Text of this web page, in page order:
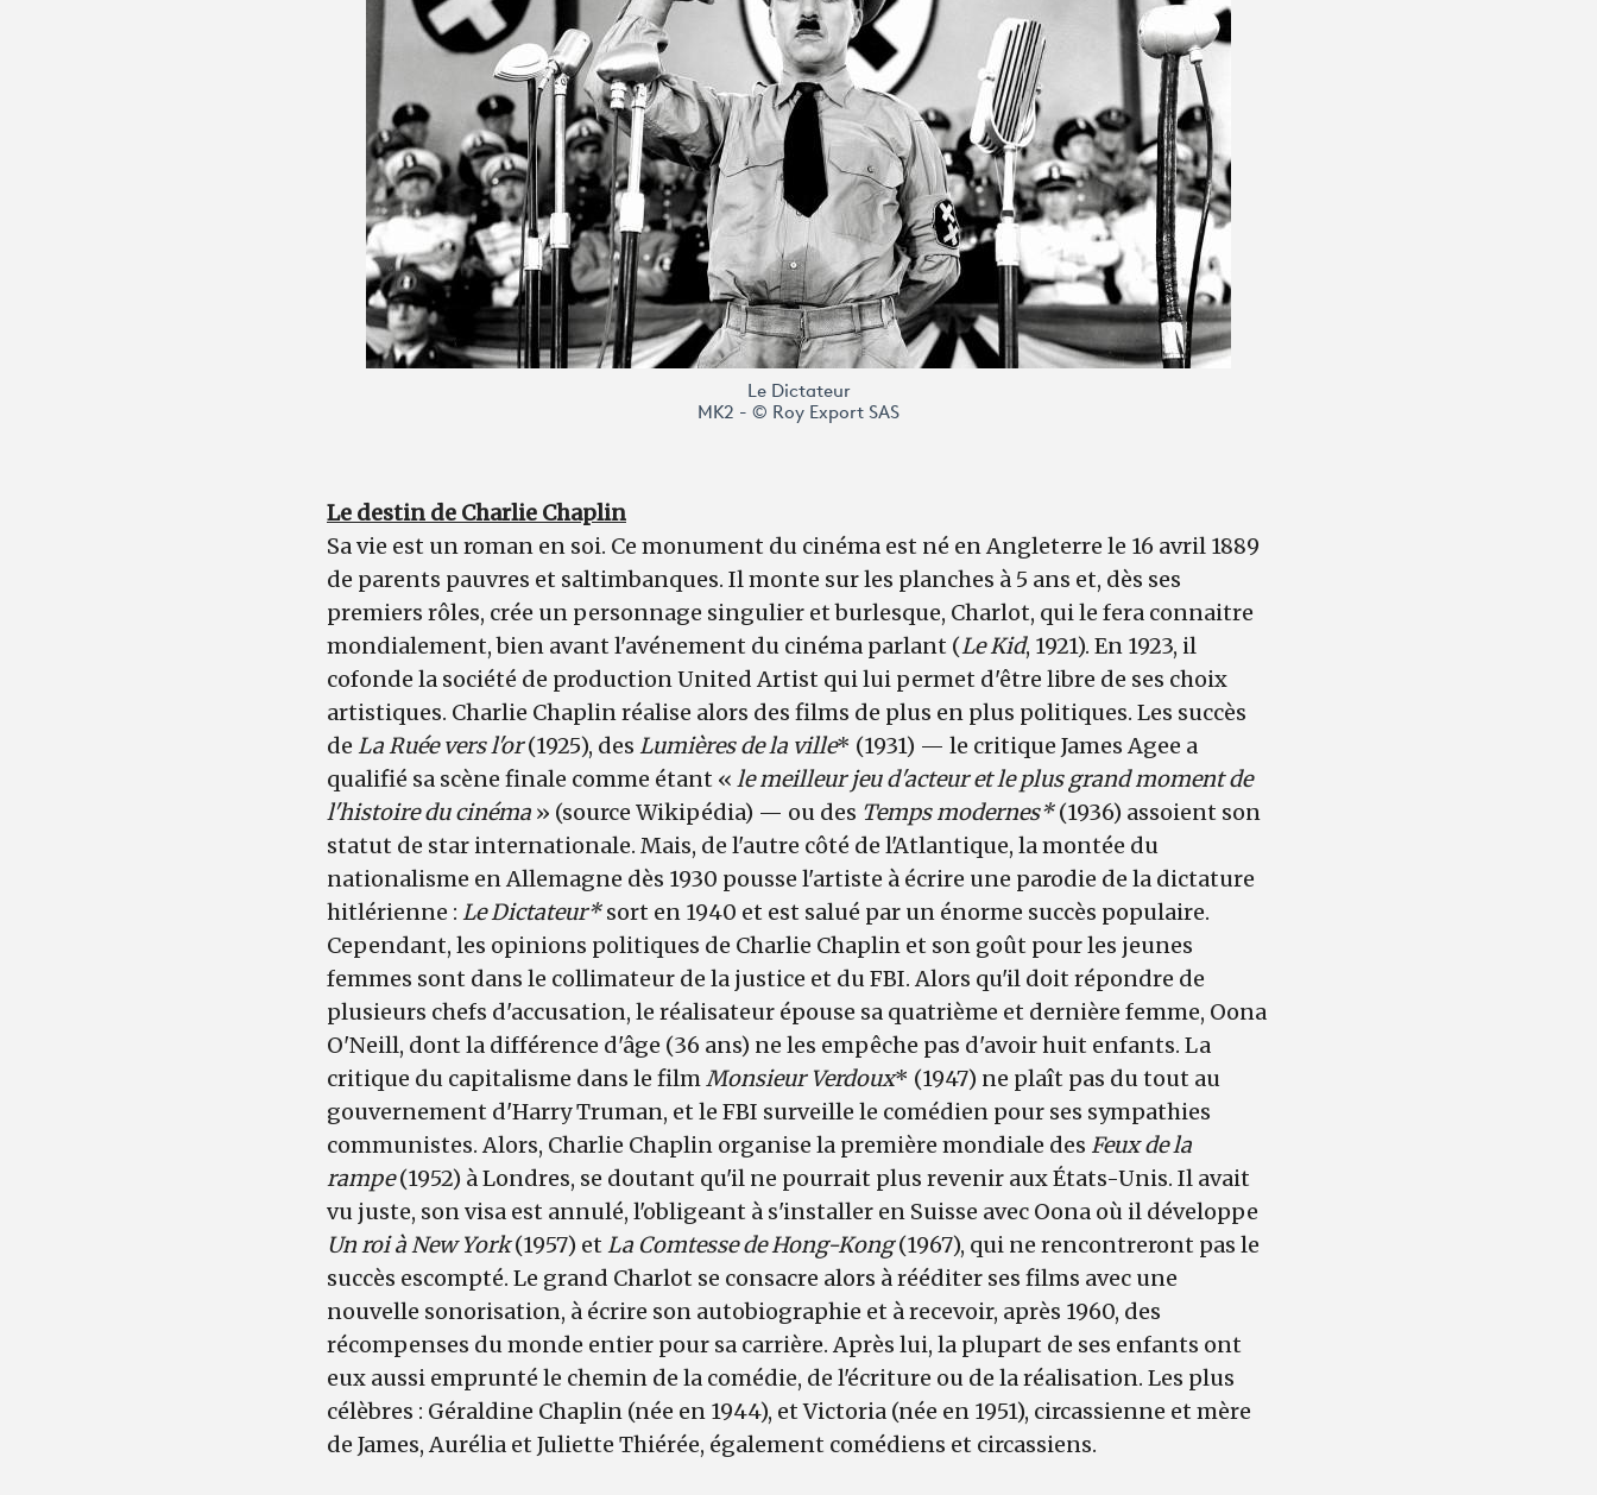
Le Dictateur
MK2 - © Roy Export SAS
Le destin de Charlie Chaplin
Sa vie est un roman en soi. Ce monument du cinéma est né en Angleterre le 16 avril 1889
de parents pauvres et saltimbanques. Il monte sur les planches à 5 ans et, dès ses
premiers rôles, crée un personnage singulier et burlesque, Charlot, qui le fera connaitre
mondialement, bien avant l'avénement du cinéma parlant (Le Kid, 1921). En 1923, il
cofonde la société de production United Artist qui lui permet d'être libre de ses choix
artistiques. Charlie Chaplin réalise alors des films de plus en plus politiques. Les succès
de La Ruée vers l'or(1925), des Lumières de la ville* (1931) — le critique James Agee a
qualifié sa scène finale comme étant « le meilleur jeu d'acteur et le plus grand moment de
l'histoire du cinéma » (source Wikipédia) — ou des Temps modernes*(1936) assoient son
statut de star internationale. Mais, de l'autre côté de l'Atlantique, la montée du
nationalisme en Allemagne dès 1930 pousse l'artiste à écrire une parodie de la dictature
hitlérienne : Le Dictateur*sort en 1940 et est salué par un énorme succès populaire.
Cependant, les opinions politiques de Charlie Chaplin et son goût pour les jeunes
femmes sont dans le collimateur de la justice et du FBI. Alors qu'il doit répondre de
plusieurs chefs d'accusation, le réalisateur épouse sa quatrième et dernière femme, Oona
O'Neill, dont la différence d'âge (36 ans) ne les empêche pas d'avoir huit enfants. La
critique du capitalisme dans le filmMonsieur Verdoux* (1947) ne plaît pas du tout au
gouvernement d'Harry Truman, et le FBI surveille le comédien pour ses sympathies
communistes. Alors, Charlie Chaplin organise la première mondiale des Feux de la
rampe(1952) à Londres, se doutant qu'il ne pourrait plus revenir aux États-Unis. Il avait
vu juste, son visa est annulé, l'obligeant à s'installer en Suisse avec Oona où il développe
Un roi à New York(1957) et La Comtesse de Hong-Kong(1967), qui ne rencontreront pas le
succès escompté. Le grand Charlot se consacre alors à rééditer ses films avec une
nouvelle sonorisation, à écrire son autobiographie et à recevoir, après 1960, des
récompenses du monde entier pour sa carrière. Après lui, la plupart de ses enfants ont
eux aussi emprunté le chemin de la comédie, de l'écriture ou de la réalisation. Les plus
célèbres : Géraldine Chaplin (née en 1944), et Victoria (née en 1951), circassienne et mère
de James, Aurélia et Juliette Thiérée, également comédiens et circassiens.